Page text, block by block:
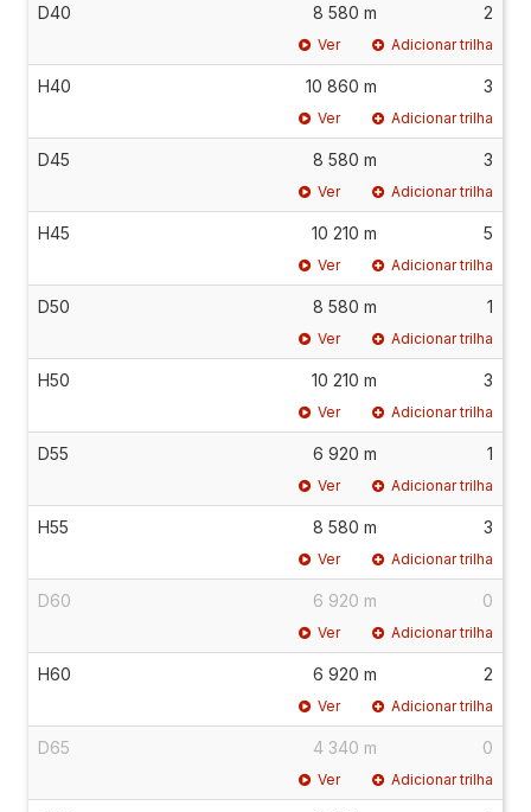
D40 8 580 m 2
Ver Adicionar trilha
H40 10 860 m 3
Ver Adicionar trilha
D45 8 580 m 3
Ver Adicionar trilha
H45 10 210 m 5
Ver Adicionar trilha
D50 8 580 m 1
Ver Adicionar trilha
H50 10 210 m 3
Ver Adicionar trilha
D55 6 920 m 1
Ver Adicionar trilha
H55 8 580 m 3
Ver Adicionar trilha
D60 6 920 m 0
Ver Adicionar trilha
H60 6 920 m 2
Ver Adicionar trilha
D65 4 340 m 0
Ver Adicionar trilha